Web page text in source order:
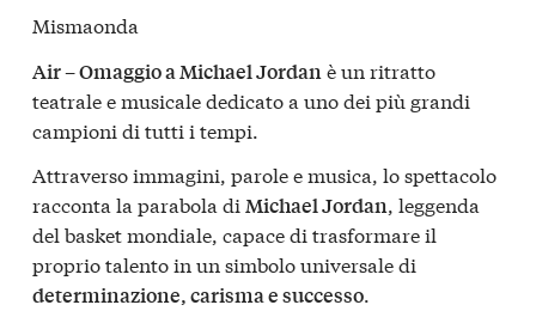
Mismaonda
Air – Omaggio a Michael Jordanè un ritratto
teatrale e musicale dedicato a uno dei più grandi
campioni di tutti i tempi.
Attraverso immagini, parole e musica, lo spettacolo
racconta la parabola di Michael Jordan, leggenda
del basket mondiale, capace di trasformare il
proprio talento in un simbolo universale di
determinazione, carisma e successo.